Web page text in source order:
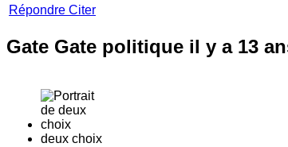
Répondre Citer
Gate Gate politique il y a 13
deux choix